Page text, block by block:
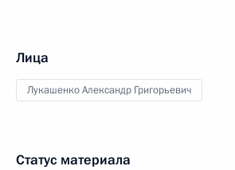
Лица
Лукашенко Александр Григорьевич
Статус материала